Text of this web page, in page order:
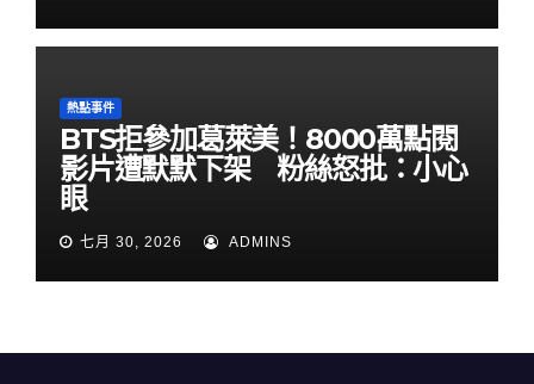
熱點事件
BTS拒參加葛萊美！8000萬點閱
影片遭默默下架 粉絲怒批：小心
眼
七月 30, 2026 ADMINS